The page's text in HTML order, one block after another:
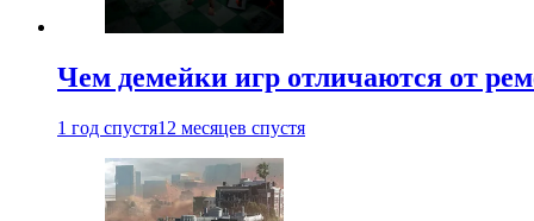
Чем демейки игр отличаются от
1 год спустя12 месяцев спустя